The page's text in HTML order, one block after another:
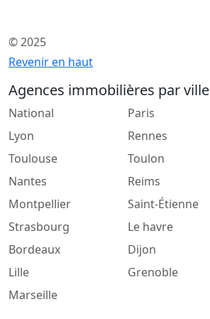
© 2025
Revenir en haut
Agences immobilières par ville
National
Lyon
Toulouse
Nantes
Montpellier
Strasbourg
Bordeaux
Lille
Marseille
Paris
Rennes
Toulon
Reims
Saint-Étienne
Le havre
Dijon
Grenoble